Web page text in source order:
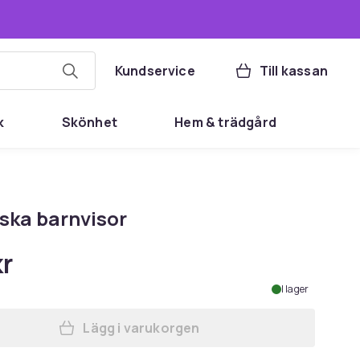
Kundservice Till kassan
Skönhet Hem & trädgård
barnvisor
I lager
Lägg till Klassiska barnvisor i
Lägg i varukorgen